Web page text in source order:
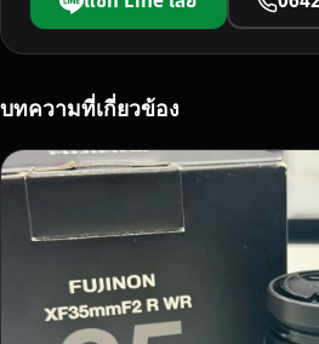
ที่
ต
า
ต้
า
ร
แ
บทความที่เกี่ยวข้อง